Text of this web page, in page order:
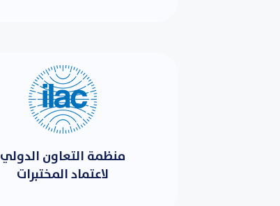
منظمة التعاون الدولي
لاعتماد المختبرات